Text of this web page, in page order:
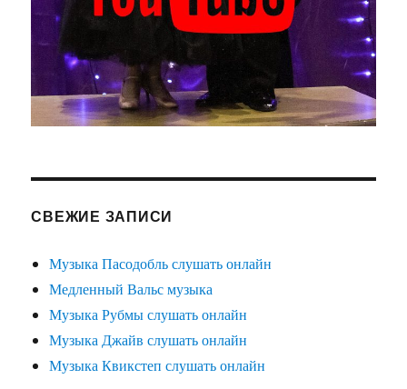
СВЕЖИЕ ЗАПИСИ
Музыка Пасодобль слушать онлайн
Медленный Вальс музыка
Музыка Рубмы слушать онлайн
Музыка Джайв слушать онлайн
Музыка Квикстеп слушать онлайн